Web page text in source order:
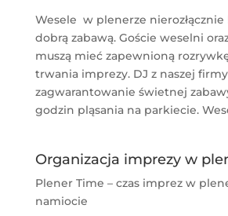
Wesele w plenerze nierozłącznie
dobrą zabawą. Goście weselni
muszą mieć zapewnioną
trwania imprezy. DJ z naszej
zagwarantowanie świetnej
godzin pląsania na parkiecie.
Organizacja imprezy w
Plener Time – czas imprez w
namiocie